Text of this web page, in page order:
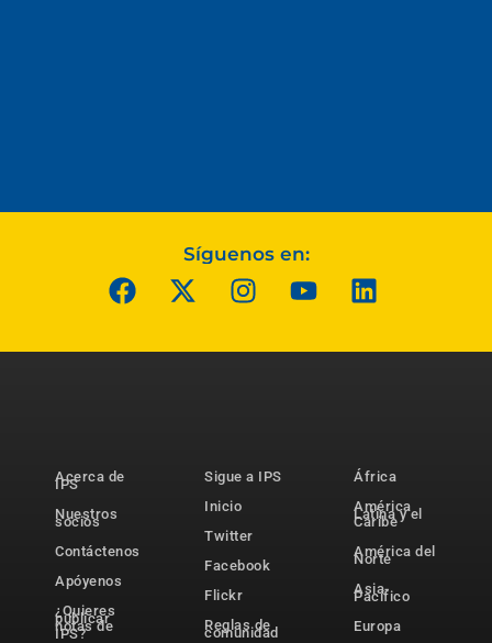
Síguenos en:
Acerca de
IPS
Nuestros
socios
Contáctenos
Apóyenos
¿Quieres
publicar
notas de
IPS?
Sigue a IPS
Inicio
Twitter
Facebook
Flickr
Reglas de
comunidad
África
América
Latina y el
Caribe
América del
Norte
Asia-
Pacífico
Europa